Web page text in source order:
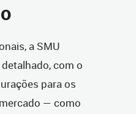
a SMU
com o
para os
— como